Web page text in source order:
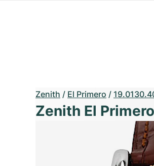
Zenith / El Primero /
Zenith El